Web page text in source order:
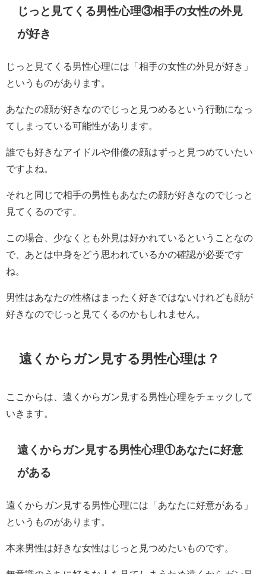
じっと見てくる男性心理③相手の女性の外見
が好き
じっと見てくる男性心理には「相手の女性の外見が好き」
というものがあります。
あなたの顔が好きなのでじっと見つめるという行動になっ
てしまっている可能性があります。
誰でも好きなアイドルや俳優の顔はずっと見つめていたい
ですよね。
それと同じで相手の男性もあなたの顔が好きなのでじっと
見てくるのです。
この場合、少なくとも外見は好かれているということなの
で、あとは中身をどう思われているかの確認が必要です
ね。
男性はあなたの性格はまったく好きではないけれども顔が
好きなのでじっと見てくるのかもしれません。
遠くからガン見する男性心理は？
ここからは、遠くからガン見する男性心理をチェックして
いきます。
遠くからガン見する男性心理①あなたに好意
がある
遠くからガン見する男性心理には「あなたに好意がある」
というものがあります。
本来男性は好きな女性はじっと見つめたいものです。